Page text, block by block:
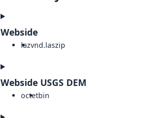
Webside
lazvnd.laszip
Webside USGS DEM
octetbin